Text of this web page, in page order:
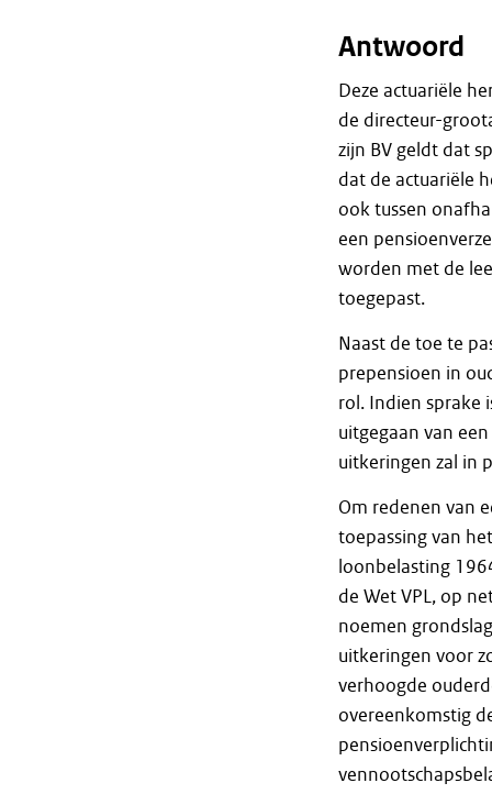
Antwoord
Deze actuariële
de directeur-
zijn BV geldt dat
dat de actuariële
ook tussen
een
worden met de
toegepast.
Naast de toe te
prepensioen in
rol. Indien sprake
uitgegaan van
uitkeringen zal in
Om redenen van
toepassing van
loonbelasting
de Wet VPL, op
noemen
uitkeringen voor
verhoogde
overeenkomstig